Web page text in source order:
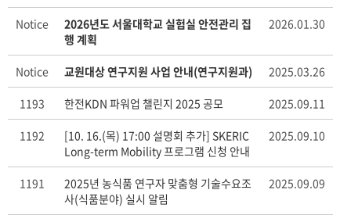
Notice
2026년도 서울대학교 실험실 안전관리 집
행 계획
2026.01.30
Notice 교원대상 연구지원 사업 안내(연구지원과) 2025.03.26
1193 한전KDN 파워업 챌린지 2025 공모 2025.09.11
1192
[10. 16.(목) 17:00 설명회 추가] SKERIC
Long-term Mobility 프로그램 신청 안내
(신진 연구자 대상 스웨덴 대학 5~6개월
방문연수)
2025.09.10
1191
2025년 농식품 연구자 맞춤형 기술수요조
사(식품분야) 실시 알림
2025.09.09